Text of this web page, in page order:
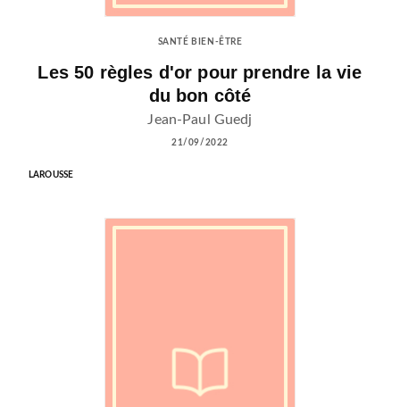
SANTÉ BIEN-ÊTRE
Les 50 règles d'or pour prendre la vie
du bon côté
Jean-Paul Guedj
21/09/2022
LAROUSSE